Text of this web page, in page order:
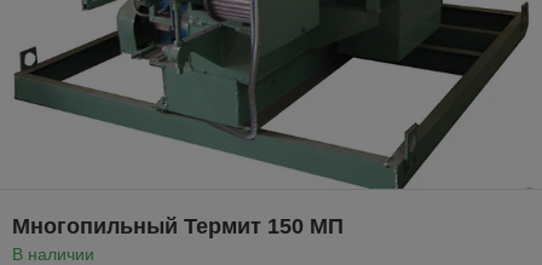
Многопильный Термит 150 МП
В наличии